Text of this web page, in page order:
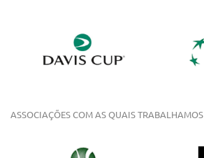
ASSOCIAÇÕES COM AS QUAIS TRABALHAMOS